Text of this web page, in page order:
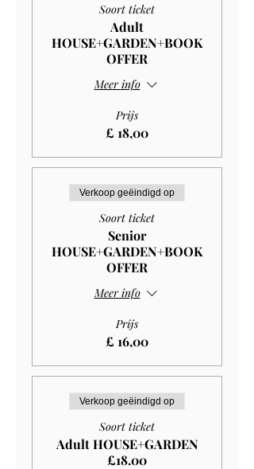
Soort ticket
Adult
HOUSE+GARDEN+BOOK
OFFER
Meer info
Prijs
£ 18,00
Verkoop geëindigd op
Soort ticket
Senior
HOUSE+GARDEN+BOOK
OFFER
Meer info
Prijs
£ 16,00
Verkoop geëindigd op
Soort ticket
Adult HOUSE+GARDEN
£18.00